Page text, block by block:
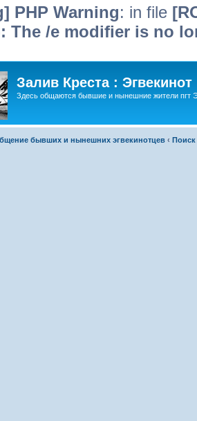
PHP Warning: in file
The /e modifier is no
Залив Креста : Эгвекинот
Здесь общаются бывшие и нынешние жители пгт
бывших и нынешних эгвекинотцев ‹ Поиск